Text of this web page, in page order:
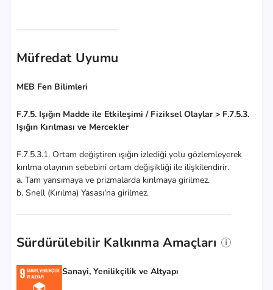
Müfredat Uyumu
MEB Fen Bilimleri
F.7.5. Işığın Madde ile Etkileşimi / Fiziksel Olaylar > F.7.5.3.
Işığın Kırılması ve Mercekler
F.7.5.3.1. Ortam değiştiren ışığın izlediği yolu gözlemleyerek
kırılma olayının sebebini ortam değişikliği ile ilişkilendirir.
a. Tam yansımaya ve prizmalarda kırılmaya girilmez.
b. Snell (Kırılma) Yasası'na girilmez.
Sürdürülebilir Kalkınma Amaçları
Sanayi, Yenilikçilik ve Altyapı